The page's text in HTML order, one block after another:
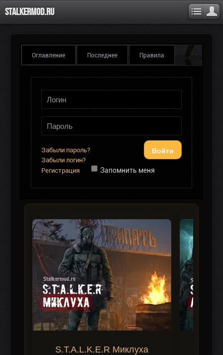
Stalkermod.ru
Оглавление Последнее Правила
Войти
Забыли пароль?
Забыли логин?
Регистрация
Запомнить меня
S.T.A.L.K.E.R Миклуха